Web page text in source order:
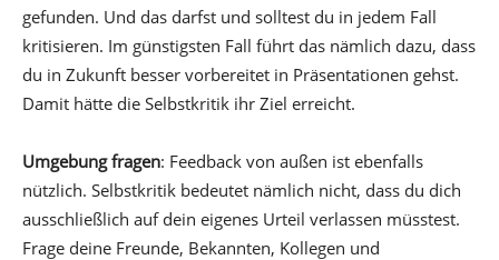
gefunden. Und das darfst und solltest du in jedem Fall
kritisieren. Im günstigsten Fall führt das nämlich dazu, dass
du in Zukunft besser vorbereitet in Präsentationen gehst.
Damit hätte die Selbstkritik ihr Ziel erreicht.
Umgebung fragen: Feedback von außen ist ebenfalls
nützlich. Selbstkritik bedeutet nämlich nicht, dass du dich
ausschließlich auf dein eigenes Urteil verlassen müsstest.
Frage deine Freunde, Bekannten, Kollegen und